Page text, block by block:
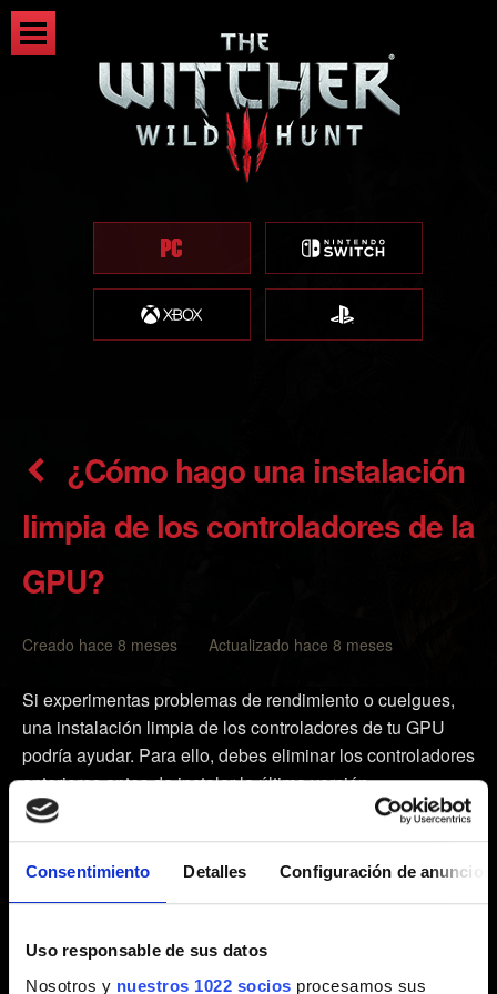
Consentimiento Detalles Configuración de anuncios
Uso responsable de sus datos
Nosotros y nuestros 1022 socios procesamos sus
¿Cómo hago una instalación
limpia de los controladores de la
GPU?
Creado hace 8 meses Actualizado hace 8 meses
Si experimentas problemas de rendimiento o cuelgues,
una instalación limpia de los controladores de tu GPU
podría ayudar. Para ello, debes eliminar los controladores
anteriores antes de instalar la última versión.
NVIDIA
eliminar las versiones anteriores de los controladores.